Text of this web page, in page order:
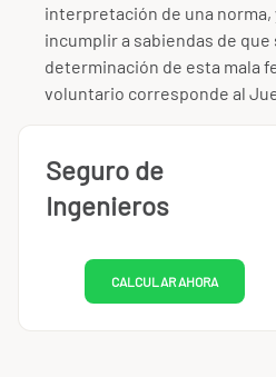
interpretación de una
incumplir a sabiendas de que
determinación de esta mala
voluntario corresponde al
Seguro de
Ingenieros
CALCULAR AHORA